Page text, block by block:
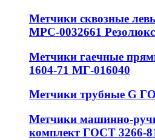
Метчики сквозные
МРС-0032661 Резолюкс
Метчики гаечные
1604-71 МГ-016040
Метчики трубные G
Метчики машинно-
комплект ГОСТ 3266-